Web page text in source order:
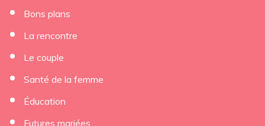
Bons plans
La rencontre
Le couple
Santé de la femme
Éducation
Futures mariées